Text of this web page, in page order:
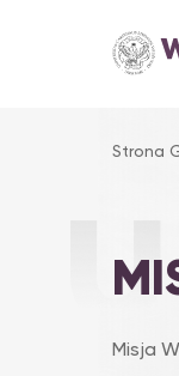
Strona
Misja